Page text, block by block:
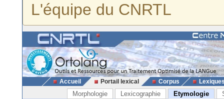
L'équipe du CNRTL
Accueil Portail lexical Corpus
Morphologie Lexicographie Etymologie